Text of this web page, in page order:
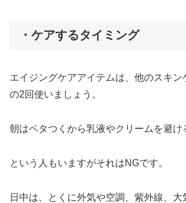
・ケアするタイミング
エイジングケアアイテムは、他のスキン
の2回使いましょう。
朝はベタつくから乳液やクリームを避け
という人もいますがそれはNGです。
日中は、とくに外気や空調、紫外線、